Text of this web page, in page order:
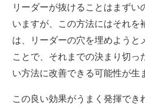
リーダーが抜けることはまず
いますが、この方法にはそれ
は、リーダーの穴を埋めようと
ことで、それまでの決まり切っ
い方法に改善できる可能性が生
この良い効果がうまく発揮でき